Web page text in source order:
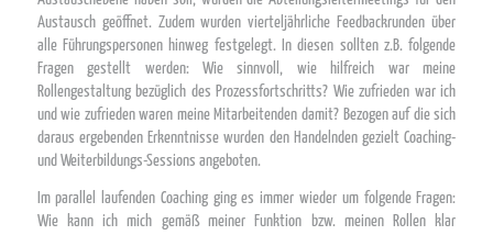
Austausch geöffnet. Zudem wurden vierteljährliche Feedbackrunden über
alle Führungspersonen hinweg festgelegt. In diesen sollten z.B. folgende
Fragen gestellt werden: Wie sinnvoll, wie hilfreich war meine
Rollengestaltung bezüglich des Prozessfortschritts? Wie zufrieden war ich
und wie zufrieden waren meine Mitarbeitenden damit? Bezogen auf die sich
daraus ergebenden Erkenntnisse wurden den Handelnden gezielt Coaching-
und Weiterbildungs-Sessions angeboten.
Im parallel laufenden Coaching ging es immer wieder um folgende Fragen:
Wie kann ich mich gemäß meiner Funktion bzw. meinen Rollen klar